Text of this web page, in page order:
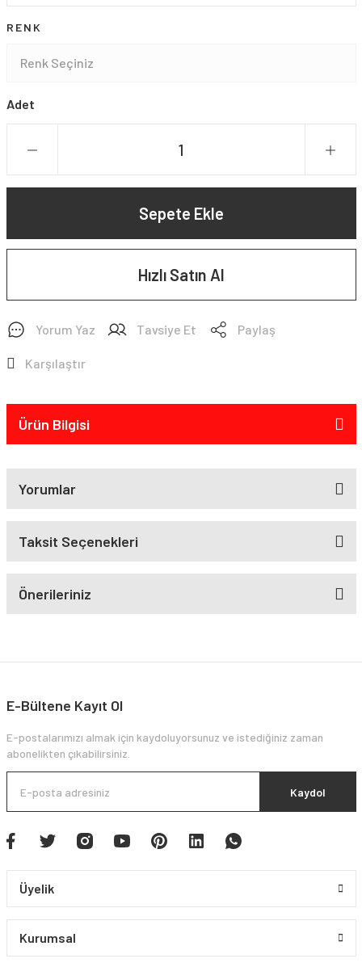
RENK
Adet
Sepete Ekle
Hızlı Satın Al
Yorum Yaz Tavsiye Et Paylaş
Karşılaştır
Ürün Bilgisi
Yorumlar
Taksit Seçenekleri
Önerileriniz
E-Bültene Kayıt Ol
E-postalarımızı almak için kaydoluyorsunuz ve istediğiniz zaman
abonelikten çıkabilirsiniz.
Kaydol
Üyelik
Kurumsal